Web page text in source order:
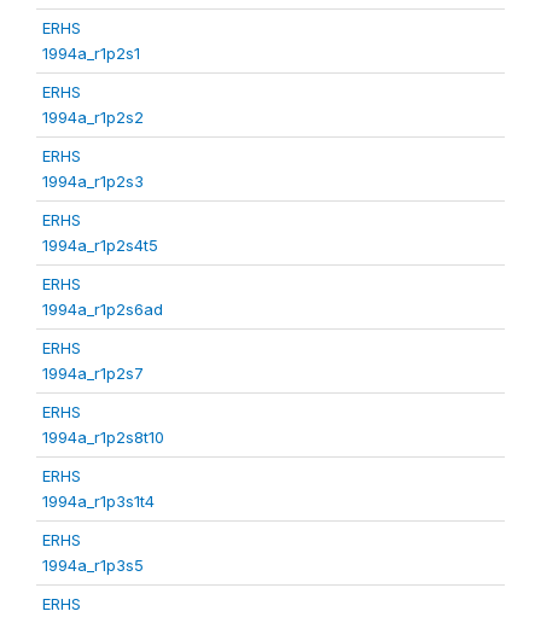
ERHS
1994a_r1p2s1
ERHS
1994a_r1p2s2
ERHS
1994a_r1p2s3
ERHS
1994a_r1p2s4t5
ERHS
1994a_r1p2s6ad
ERHS
1994a_r1p2s7
ERHS
1994a_r1p2s8t10
ERHS
1994a_r1p3s1t4
ERHS
1994a_r1p3s5
ERHS